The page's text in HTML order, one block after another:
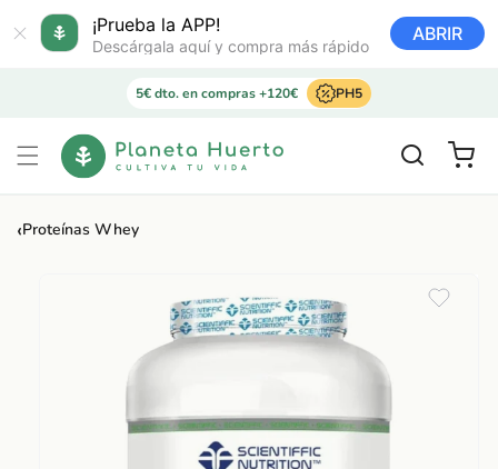
¡Prueba la APP!
Descárgala aquí y compra más rápido
ABRIR
directamente
al contenido
5€ dto. en compras +120€ PH5
Carrito
‹Proteínas Whey